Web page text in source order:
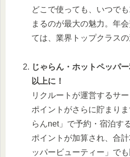
どこで使っても、いつで
まるのが最大の魅力。年
ては、業界トップクラスの
じゃらん・ホットペッパ
以上に！
リクルートが運営するサ
ポイントがさらに貯まり
らんnet」で予約・宿泊す
ポイントが加算され、合
ッパービューティー」で